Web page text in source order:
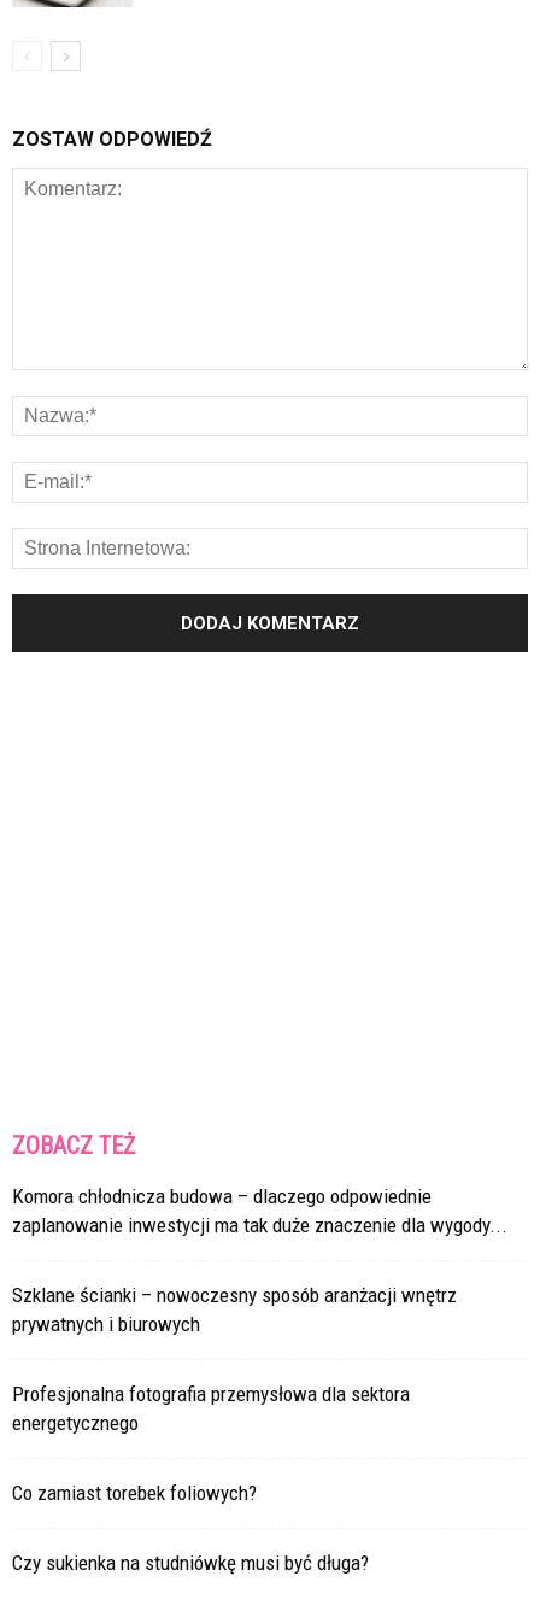
ZOSTAW ODPOWIEDŹ
ZOBACZ TEŻ
Komora chłodnicza budowa – dlaczego odpowiednie
zaplanowanie inwestycji ma tak duże znaczenie dla wygody...
Szklane ścianki – nowoczesny sposób aranżacji wnętrz
prywatnych i biurowych
Profesjonalna fotografia przemysłowa dla sektora
energetycznego
Co zamiast torebek foliowych?
Czy sukienka na studniówkę musi być długa?